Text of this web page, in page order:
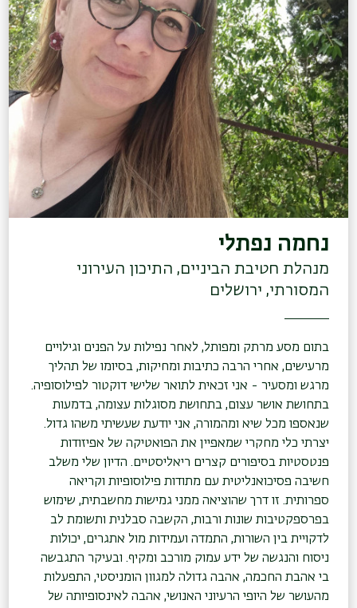
נחמה נפתלי
מנהלת חטיבת הביניים, התיכון העירוני
המסורתי, ירושלים
בתום מסע מרתק ומפותל, לאחר נפילות על הפנים וגילויים
מרעישים, אחרי הרבה כתיבות ומחיקות, בסיומו של תהליך
מרגש ומסעיר - אני זכאית לתואר שלישי דוקטור לפילוסופיה.
בתחושת אושר עצום, בתחושת מסוגלות עצומה, בדמעות
שנאספו מכל שיא ומהמורה, אני יודעת שעשיתי משהו גדול.
יצרתי כלי מחקרי שמאפיין את הפואטיקה של אפיזודות
פנטסטיות בסיפורים קצרים ריאליסטיים. הדיון שלי משלב
חשיבה פסיכואנליטית עם מתודות פילוסופיות וקריאה
ספרותית. זו דרך שהוציאה ממני גמישות מחשבתית, שימוש
בפרספקטיבות שונות ורבות, הקשבה סבלנית ותשומת לב
לדקויית בין השורות, התמדה ועמידות מול אתגרים, יכולות
ניסוח והנגשה של ידע עמוק מורכב ומקיף. ובעיקר התגבשה
בי אהבת החכמה, אהבה גדולה למגוון הומניסטי, התפעלות
מהעושר של היופי הרעיוני האנושי, אהבה לאינסופיותה של